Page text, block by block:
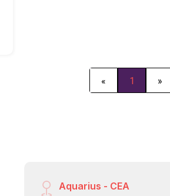
« 1 »
Aquarius - CEA